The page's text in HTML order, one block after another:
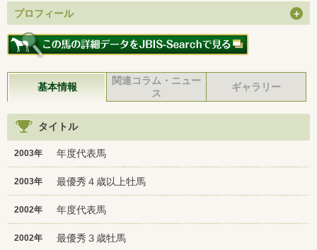
プロフィール
基本情報
関連コラム・ニュー
ス
ギャラリー
タイトル
2003年 年度代表馬
2003年 最優秀４歳以上牡馬
2002年 年度代表馬
2002年 最優秀３歳牡馬